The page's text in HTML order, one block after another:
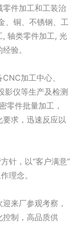
件加工和工装治
、铜、不锈钢、工
轴类零件加工, 光
验。
加工中心、
影仪等生产及检测
零件批量加工，
求，迅速反应以
针，以“客户满意”
理念。
来厂参观考察，
控制，高品质供